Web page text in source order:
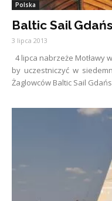
Polska
Baltic Sail
3 lipca 2013
4 lipca nabrzeże Motławy
by uczestniczyć w
Żaglowców Baltic Sail